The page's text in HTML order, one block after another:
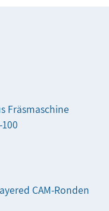
Fräsmaschine
CAM-Ronden